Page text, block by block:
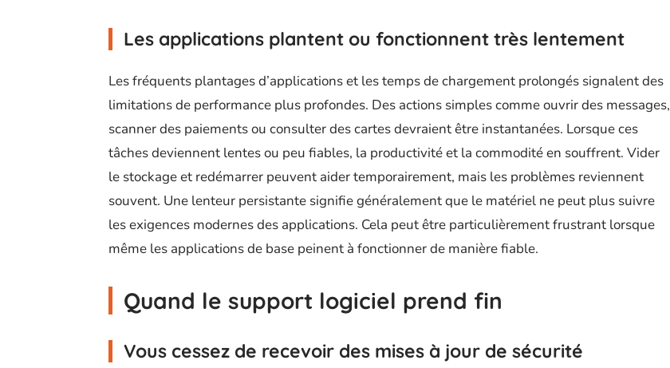
Les applications plantent ou fonctionnent très lentement
Les fréquents plantages d’applications et les temps de chargement prolongés signalent des
limitations de performance plus profondes. Des actions simples comme ouvrir des messages,
scanner des paiements ou consulter des cartes devraient être instantanées. Lorsque ces
tâches deviennent lentes ou peu fiables, la productivité et la commodité en souffrent. Vider
le stockage et redémarrer peuvent aider temporairement, mais les problèmes reviennent
souvent. Une lenteur persistante signifie généralement que le matériel ne peut plus suivre
les exigences modernes des applications. Cela peut être particulièrement frustrant lorsque
même les applications de base peinent à fonctionner de manière fiable.
Quand le support logiciel prend fin
Vous cessez de recevoir des mises à jour de sécurité